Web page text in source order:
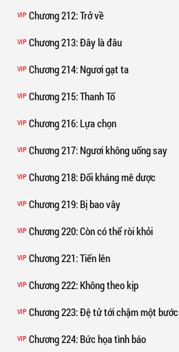
VIP Chương 212: Trở về
VIP Chương 213: Đây là đâu
VIP Chương 214: Ngươi gạt ta
VIP Chương 215: Thanh Tố
VIP Chương 216: Lựa chọn
VIP Chương 217: Ngươi không uống say
VIP Chương 218: Đối kháng mê dược
VIP Chương 219: Bị bao vây
VIP Chương 220: Còn có thể ròi khỏi
VIP Chương 221: Tiến lên
VIP Chương 222: Không theo kịp
VIP Chương 223: Đệ tử tới chậm một bước
VIP Chương 224: Bức họa tình báo